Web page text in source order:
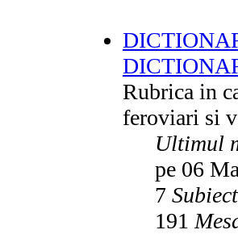
Rubrica in
feroviari si
Ultimul
pe 06
7
191